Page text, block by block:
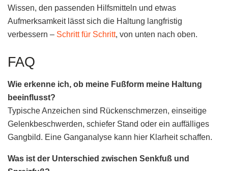
Wissen, den passenden Hilfsmitteln und etwas
Aufmerksamkeit lässt sich die Haltung langfristig
verbessern – Schritt für Schritt, von unten nach oben.
FAQ
Wie erkenne ich, ob meine Fußform meine Haltung
beeinflusst?
Typische Anzeichen sind Rückenschmerzen, einseitige
Gelenkbeschwerden, schiefer Stand oder ein auffälliges
Gangbild. Eine Ganganalyse kann hier Klarheit schaffen.
Was ist der Unterschied zwischen Senkfuß und